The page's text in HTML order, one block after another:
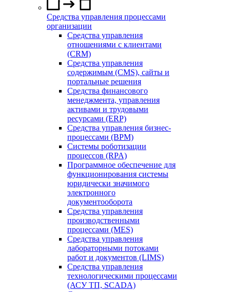
Средства управления процессами
организации
Средства управления
отношениями с клиентами
(CRM)
Средства управления
содержимым (CMS), сайты и
портальные решения
Средства финансового
менеджмента, управления
активами и трудовыми
ресурсами (ERP)
Средства управления бизнес-
процессами (BPM)
Системы роботизации
процессов (RPA)
Программное обеспечение для
функционирования системы
юридически значимого
электронного
документооборота
Средства управления
производственными
процессами (MES)
Средства управления
лабораторными потоками
работ и документов (LIMS)
Средства управления
технологическими процессами
(АСУ ТП, SCADA)